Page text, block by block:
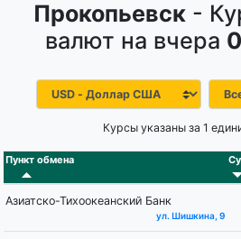
Прокопьевск -
валют на вчера
Курсы указаны за 1
Пункт обмена
Азиатско-Тихоокеанский Банк
ул. Шишкина, 9